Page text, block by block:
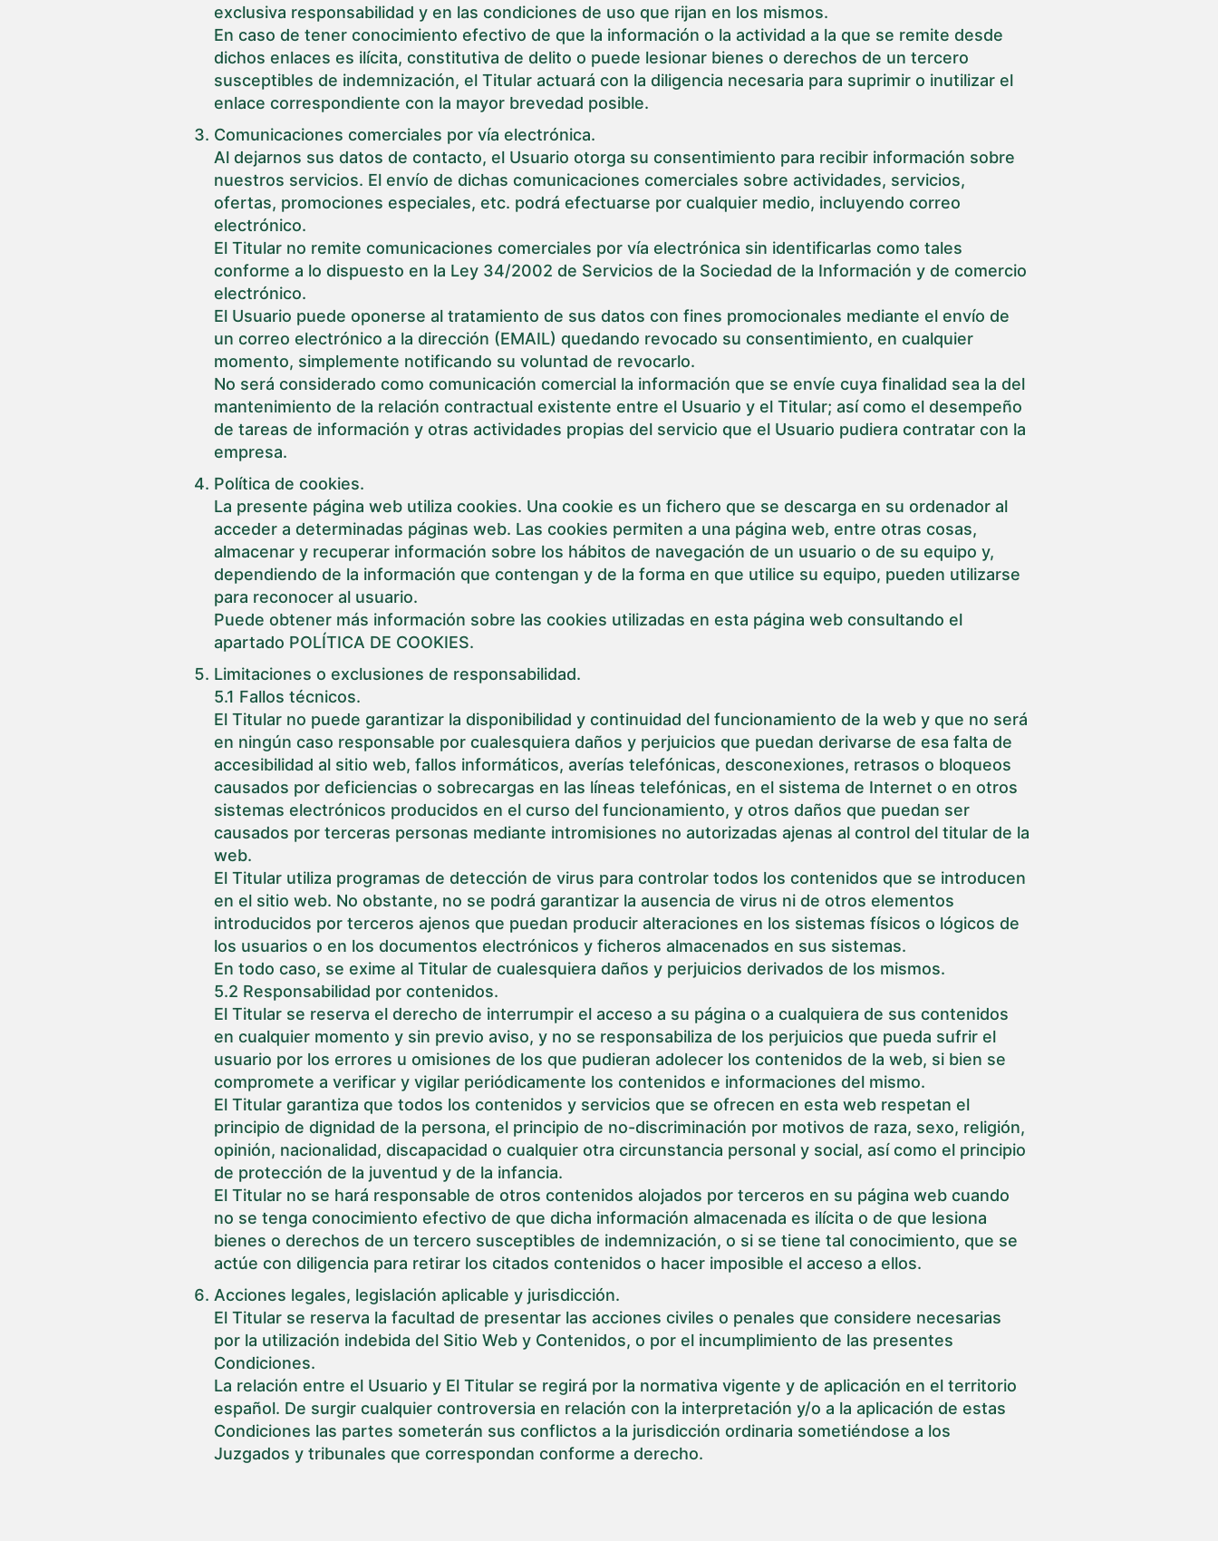
exclusiva responsabilidad y en las condiciones de uso que rijan en los mismos.
En caso de tener conocimiento efectivo de que la información o la actividad a la que se remite desde
dichos enlaces es ilícita, constitutiva de delito o puede lesionar bienes o derechos de un tercero
susceptibles de indemnización, el Titular actuará con la diligencia necesaria para suprimir o inutilizar el
enlace correspondiente con la mayor brevedad posible.
Comunicaciones comerciales por vía electrónica.
Al dejarnos sus datos de contacto, el Usuario otorga su consentimiento para recibir información sobre
nuestros servicios. El envío de dichas comunicaciones comerciales sobre actividades, servicios,
ofertas, promociones especiales, etc. podrá efectuarse por cualquier medio, incluyendo correo
electrónico.
El Titular no remite comunicaciones comerciales por vía electrónica sin identificarlas como tales
conforme a lo dispuesto en la Ley 34/2002 de Servicios de la Sociedad de la Información y de comercio
electrónico.
El Usuario puede oponerse al tratamiento de sus datos con fines promocionales mediante el envío de
un correo electrónico a la dirección (EMAIL) quedando revocado su consentimiento, en cualquier
momento, simplemente notificando su voluntad de revocarlo.
No será considerado como comunicación comercial la información que se envíe cuya finalidad sea la del
mantenimiento de la relación contractual existente entre el Usuario y el Titular; así como el desempeño
de tareas de información y otras actividades propias del servicio que el Usuario pudiera contratar con la
empresa.
Política de cookies.
La presente página web utiliza cookies. Una cookie es un fichero que se descarga en su ordenador al
acceder a determinadas páginas web. Las cookies permiten a una página web, entre otras cosas,
almacenar y recuperar información sobre los hábitos de navegación de un usuario o de su equipo y,
dependiendo de la información que contengan y de la forma en que utilice su equipo, pueden utilizarse
para reconocer al usuario.
Puede obtener más información sobre las cookies utilizadas en esta página web consultando el
apartado POLÍTICA DE COOKIES.
Limitaciones o exclusiones de responsabilidad.
5.1 Fallos técnicos.
El Titular no puede garantizar la disponibilidad y continuidad del funcionamiento de la web y que no será
en ningún caso responsable por cualesquiera daños y perjuicios que puedan derivarse de esa falta de
accesibilidad al sitio web, fallos informáticos, averías telefónicas, desconexiones, retrasos o bloqueos
causados por deficiencias o sobrecargas en las líneas telefónicas, en el sistema de Internet o en otros
sistemas electrónicos producidos en el curso del funcionamiento, y otros daños que puedan ser
causados por terceras personas mediante intromisiones no autorizadas ajenas al control del titular de la
web.
El Titular utiliza programas de detección de virus para controlar todos los contenidos que se introducen
en el sitio web. No obstante, no se podrá garantizar la ausencia de virus ni de otros elementos
introducidos por terceros ajenos que puedan producir alteraciones en los sistemas físicos o lógicos de
los usuarios o en los documentos electrónicos y ficheros almacenados en sus sistemas.
En todo caso, se exime al Titular de cualesquiera daños y perjuicios derivados de los mismos.
5.2 Responsabilidad por contenidos.
El Titular se reserva el derecho de interrumpir el acceso a su página o a cualquiera de sus contenidos
en cualquier momento y sin previo aviso, y no se responsabiliza de los perjuicios que pueda sufrir el
usuario por los errores u omisiones de los que pudieran adolecer los contenidos de la web, si bien se
compromete a verificar y vigilar periódicamente los contenidos e informaciones del mismo.
El Titular garantiza que todos los contenidos y servicios que se ofrecen en esta web respetan el
principio de dignidad de la persona, el principio de no-discriminación por motivos de raza, sexo, religión,
opinión, nacionalidad, discapacidad o cualquier otra circunstancia personal y social, así como el principio
de protección de la juventud y de la infancia.
El Titular no se hará responsable de otros contenidos alojados por terceros en su página web cuando
no se tenga conocimiento efectivo de que dicha información almacenada es ilícita o de que lesiona
bienes o derechos de un tercero susceptibles de indemnización, o si se tiene tal conocimiento, que se
actúe con diligencia para retirar los citados contenidos o hacer imposible el acceso a ellos.
Acciones legales, legislación aplicable y jurisdicción.
El Titular se reserva la facultad de presentar las acciones civiles o penales que considere necesarias
por la utilización indebida del Sitio Web y Contenidos, o por el incumplimiento de las presentes
Condiciones.
La relación entre el Usuario y El Titular se regirá por la normativa vigente y de aplicación en el territorio
español. De surgir cualquier controversia en relación con la interpretación y/o a la aplicación de estas
Condiciones las partes someterán sus conflictos a la jurisdicción ordinaria sometiéndose a los
Juzgados y tribunales que correspondan conforme a derecho.